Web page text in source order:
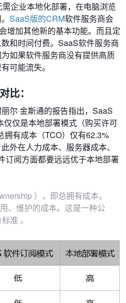
企业本地化部署，在电脑浏览
SaaS版的CRM软件服务商会
增加其他新的基本功能。而且定
和时间付费。SaaS软件服务商
如果软件服务商没有提供高质
可能流失。
比：
尔·金斯通的报告指出，SaaS
仅是本地部署模式（购买许可
拥有成本（TCO）仅有62.3%
外在人力成本、服务器成本、
订阅方面都要远远优于本地部署
），即总拥有成本，
、维护的成本。这是一种公
准 。